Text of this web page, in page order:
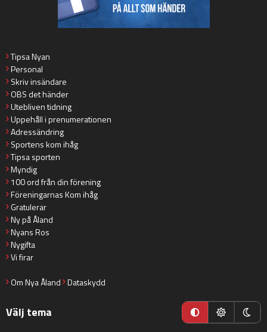
Tipsa Nyan
Personal
Skriv insändare
OBS det händer
Utebliven tidning
Uppehåll i prenumerationen
Adressändring
Sportens kom ihåg
Tipsa sporten
Myndig
100 ord från din förening
Föreningarnas Kom ihåg
Gratulerar
Ny på Åland
Nyans Ros
Nygifta
Vi firar
Om Nya Åland Dataskydd
Välj tema